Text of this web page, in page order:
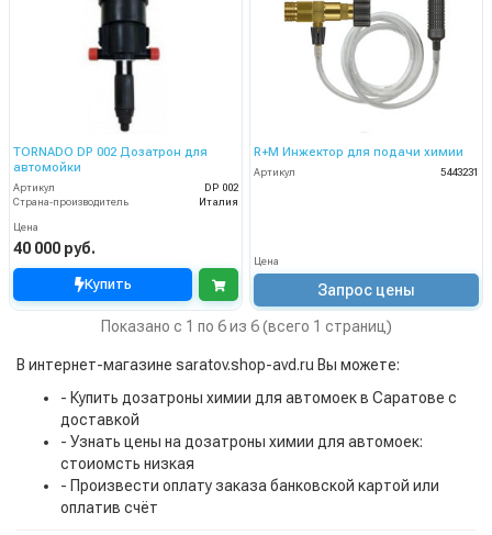
TORNADO DP 002 Дозатрон для
автомойки
Артикул
DP 002
Страна-производитель
Италия
Цена
40 000 руб.
Купить
R+M Инжектор для подачи химии
Артикул 5443231
Цена
Запрос цены
Показано с 1 по 6 из 6 (всего 1 страниц)
В интернет-магазине saratov.shop-avd.ru Вы можете:
- Купить дозатроны химии для автомоек в Саратове с
доставкой
- Узнать цены на дозатроны химии для автомоек:
стоиомсть низкая
- Произвести оплату заказа банковской картой или
оплатив счёт